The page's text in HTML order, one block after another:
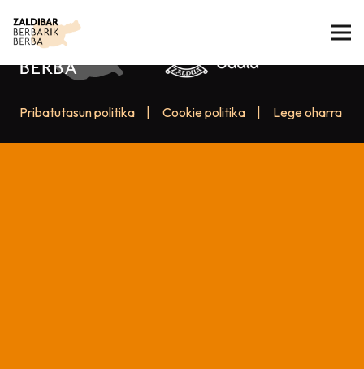
Pribatutasun politika Cookie politika Lege oharra